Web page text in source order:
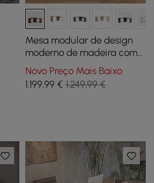
Mesa modular de design
moderno de madeira com
gavetas, mesa giratória em
forma de L de 152 cm
Novo Preço Mais Baixo
1.199,99€ 1.249,99 €